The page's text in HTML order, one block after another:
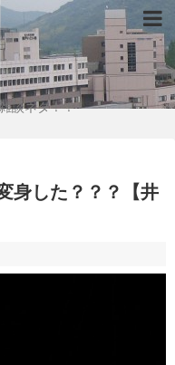
談ネタ！！
身した？？？【井